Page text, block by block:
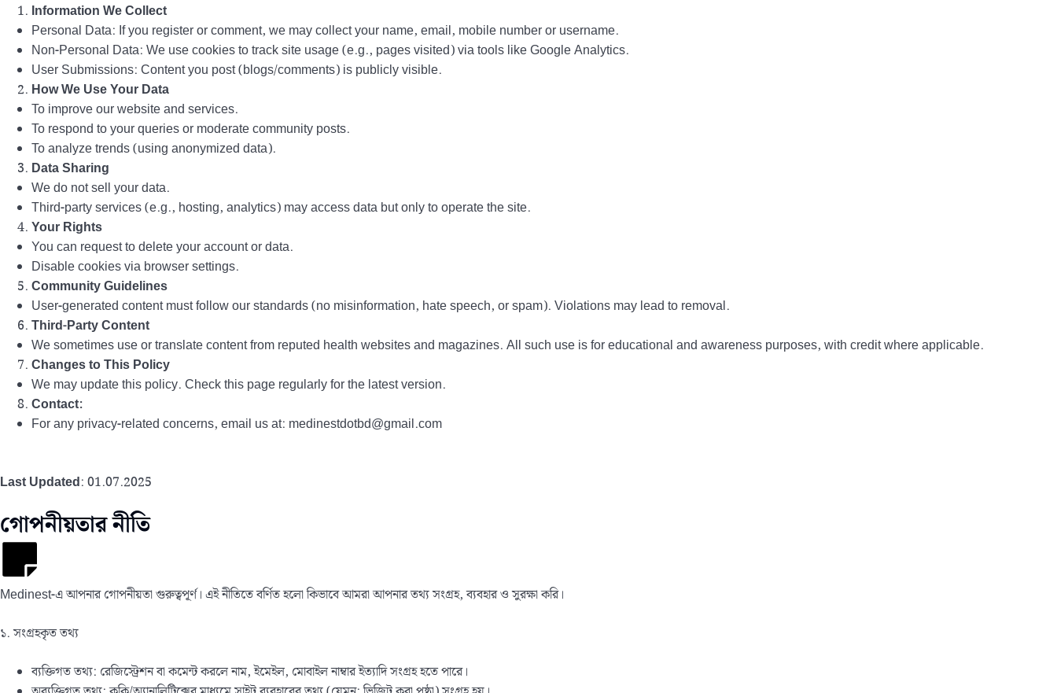
Information We Collect
Personal Data: If you register or comment, we may collect your name, email, mobile number or username.
Non-Personal Data: We use cookies to track site usage (e.g., pages visited) via tools like Google Analytics.
User Submissions: Content you post (blogs/comments) is publicly visible.
How We Use Your Data
To improve our website and services.
To respond to your queries or moderate community posts.
To analyze trends (using anonymized data).
Data Sharing
We do not sell your data.
Third-party services (e.g., hosting, analytics) may access data but only to operate the site.
Your Rights
You can request to delete your account or data.
Disable cookies via browser settings.
Community Guidelines
User-generated content must follow our standards (no misinformation, hate speech, or spam). Violations may lead to removal.
Third-Party Content
We sometimes use or translate content from reputed health websites and magazines. All such use is for educational and awareness purposes, with credit where applicable.
Changes to This Policy
We may update this policy. Check this page regularly for the latest version.
Contact:
For any privacy-related concerns, email us at: medinestdotbd@gmail.com
Last Updated: 01.07.2025
গোপনীয়তার নীতি
Medinest-এ আপনার গোপনীয়তা গুরুত্বপূর্ণ। এই নীতিতে বর্ণিত হলো কিভাবে আমরা আপনার তথ্য সংগ্রহ, ব্যবহার ও সুরক্ষা করি।
১. সংগ্রহকৃত তথ্য
ব্যক্তিগত তথ্য: রেজিস্ট্রেশন বা কমেন্ট করলে নাম, ইমেইল, মোবাইল নাম্বার ইত্যাদি সংগ্রহ হতে পারে।